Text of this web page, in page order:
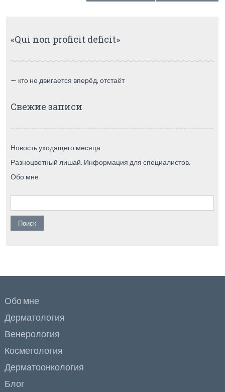
«Qui non proficit deficit»
— кто не двигается вперёд, отстаёт
Свежие записи
Новость уходящего месяца
Разноцветный лишай. Информация для специалистов.
Обо мне
Найти:
Обо мне
Дерматология
Венерология
Косметология
Дерматоонкология
Блог